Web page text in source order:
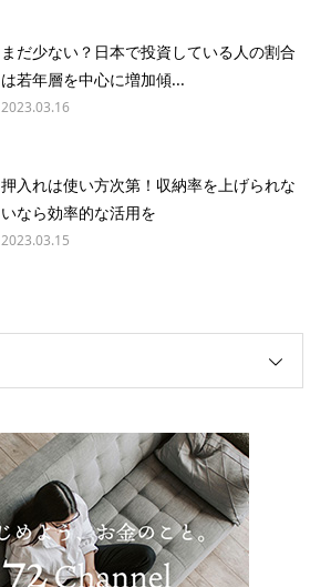
まだ少ない？日本で投資している人の割合
は若年層を中心に増加傾...
2023.03.16
押入れは使い方次第！収納率を上げられな
いなら効率的な活用を
2023.03.15